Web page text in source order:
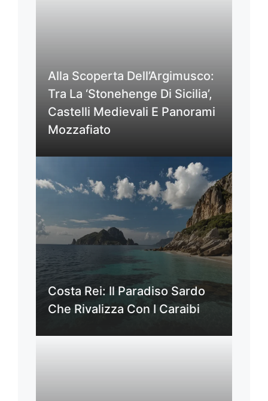
Alla Scoperta Dell’Argimusco:
Tra La ‘Stonehenge Di Sicilia’,
Castelli Medievali E Panorami
Mozzafiato
Costa Rei: Il Paradiso Sardo
Che Rivalizza Con I Caraibi